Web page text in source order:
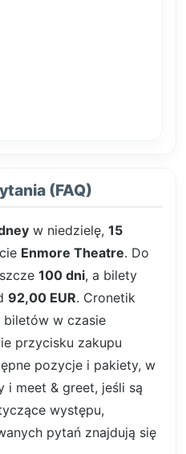
(FAQ)
w niedzielę, 15
Enmore Theatre. Do
100 dni, a bilety
92,00 EUR. Cronetik
w czasie
przycisku zakupu
pozycje i pakiety, w
i meet & greet, jeśli są
występu,
pytań znajdują się